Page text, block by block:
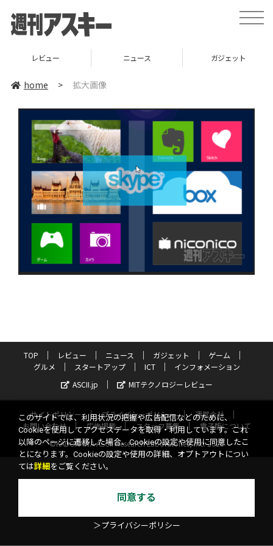
toggle
レビュー ニュース ガジェット
home > 拡大画像
TOP レビュー ニュース ガジェット
ゲーム
グルメ
スタートアップ ICT
インフォメーション
ASCII.jp
MITテクノロジーレビュー
サイトポリシー プライバシーポリシー
運営会社
お問い合わせ
広告掲載 スタッフ募集
電子版について
©KADOKAWA ASCII Research Laboratories, Inc. 2026
このサイトでは、利用状況の把握や広告配信などのために、
Cookieを使用してアクセスデータを取得・利用しています。これ
以降のページに遷移した場合、Cookieの設定や使用に同意したこ
とになります。Cookieの設定や使用の詳細、オプトアウトについ
ては詳細 をご覧ください。
同意する
＞プライバシーポリシー